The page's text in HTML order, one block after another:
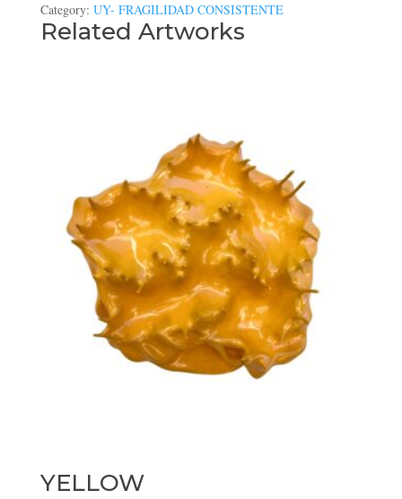
Category: UY- FRAGILIDAD CONSISTENTE
Related Artworks
YELLOW